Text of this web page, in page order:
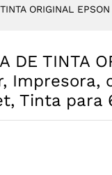
TINTA ORIGINAL
DE TINTA
Impresora,
Tinta para